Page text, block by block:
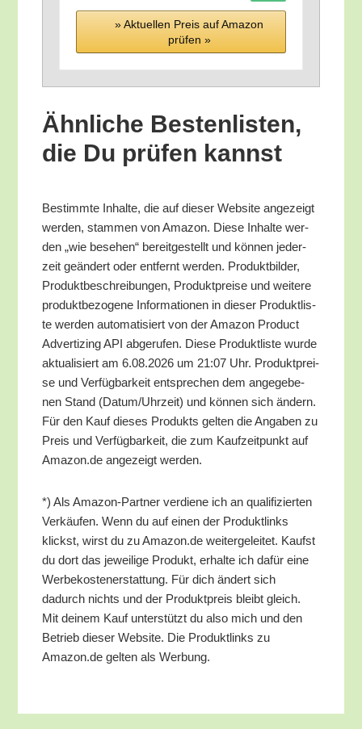
» Aktu­el­len Preis auf Ama­zon
prü­fen »
Ähn­li­che Bes­ten­lis­ten,
die Du prü­fen kannst
Bestimm­te Inhal­te, die auf die­ser Web­site ange­zeigt
wer­den, stam­men von Ama­zon. Die­se Inhal­te wer­
den „wie bese­hen“ bereit­ge­stellt und kön­nen jeder­
zeit geän­dert oder ent­fernt wer­den. Pro­dukt­bil­der,
Pro­dukt­be­schrei­bun­gen, Pro­dukt­prei­se und wei­te­re
pro­dukt­be­zo­ge­ne Infor­ma­tio­nen in die­ser Pro­dukt­lis­
te wer­den auto­ma­ti­siert von der Ama­zon Pro­duct
Adver­tiz­ing API abge­ru­fen. Die­se Pro­dukt­lis­te wur­de
aktua­li­siert am 6.08.2026 um 21:07 Uhr. Pro­dukt­prei­
se und Ver­füg­bar­keit ent­spre­chen dem ange­ge­be­
nen Stand (Datum/​Uhrzeit) und kön­nen sich ändern.
Für den Kauf die­ses Pro­dukts gel­ten die Anga­ben zu
Preis und Ver­füg­bar­keit, die zum Kauf­zeit­punkt auf
Amazon.de ange­zeigt werden.
*) Als Ama­zon-Part­ner ver­die­ne ich an qua­li­fi­zier­ten
Ver­käu­fen. Wenn du auf einen der Pro­dukt­links
klickst, wirst du zu Amazon.de wei­ter­ge­lei­tet. Kaufst
du dort das jewei­li­ge Pro­dukt, erhal­te ich dafür eine
Wer­be­kos­ten­er­stat­tung. Für dich ändert sich
dadurch nichts und der Pro­dukt­preis bleibt gleich.
Mit dei­nem Kauf unter­stützt du also mich und den
Betrieb die­ser Web­site. Die Pro­dukt­links zu
Amazon.de gel­ten als Werbung.